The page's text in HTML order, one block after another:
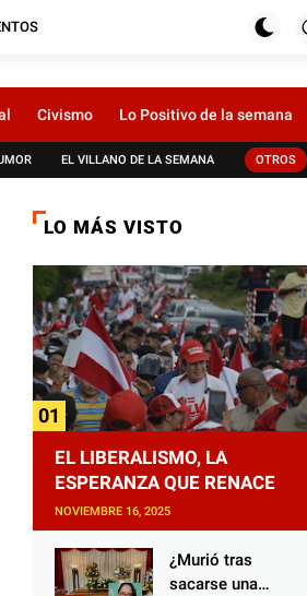
Civismo Lo Positivo de la semana
EL VILLANO DE LA SEMANA OTROS
LO MÁS VISTO
EL LIBERALISMO, LA
ESPERANZA QUE RENACE
NOVIEMBRE 16, 2025
¿Murió tras
sacarse una